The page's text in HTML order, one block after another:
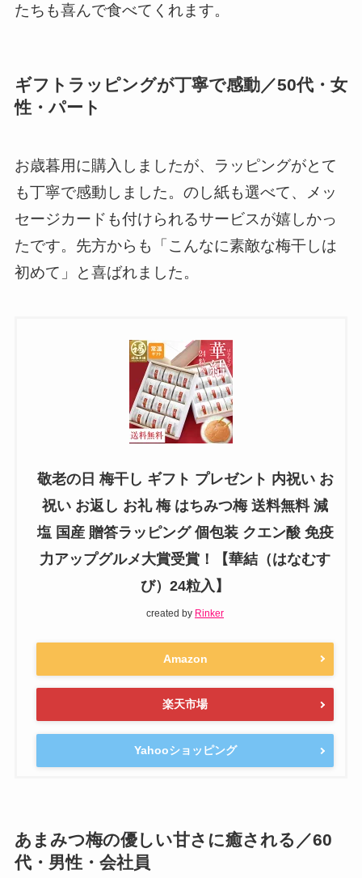
たちも喜んで食べてくれます。
ギフトラッピングが丁寧で感動／50代・女
性・パート
お歳暮用に購入しましたが、ラッピングがとて
も丁寧で感動しました。のし紙も選べて、メッ
セージカードも付けられるサービスが嬉しかっ
たです。先方からも「こんなに素敵な梅干しは
初めて」と喜ばれました。
敬老の日 梅干し ギフト プレゼント 内祝い お
祝い お返し お礼 梅 はちみつ梅 送料無料 減
塩 国産 贈答ラッピング 個包装 クエン酸 免疫
力アップグルメ大賞受賞！【華結（はなむす
び）24粒入】
created by Rinker
Amazon
楽天市場
Yahooショッピング
あまみつ梅の優しい甘さに癒される／60
代・男性・会社員